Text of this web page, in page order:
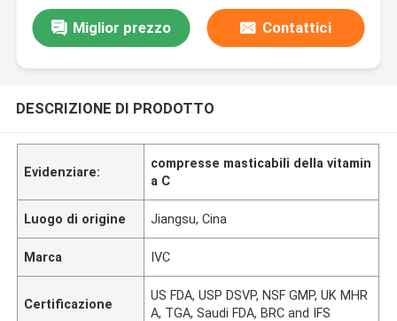
Miglior prezzo Contattici
DESCRIZIONE DI PRODOTTO
Evidenziare:
compresse masticabili della vitamin
a C
Luogo di origine Jiangsu, Cina
Marca IVC
Certificazione
US FDA, USP DSVP, NSF GMP, UK MHR
A, TGA, Saudi FDA, BRC and IFS